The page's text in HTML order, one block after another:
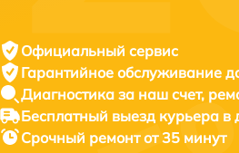
Официальный сервис
Гарантийное обслуживание
Диагностика за наш счет,
Бесплатный выезд курьера в
Срочный ремонтот 35 минут